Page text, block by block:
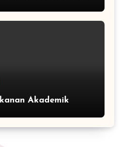
Akademik